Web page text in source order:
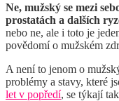
Ne, mužský se mezi
prostatách a dalších
nebo ne, ale i toto je
povědomí o mužském
A není to jenom o
problémy a stavy, které
let v popředí, se týkají